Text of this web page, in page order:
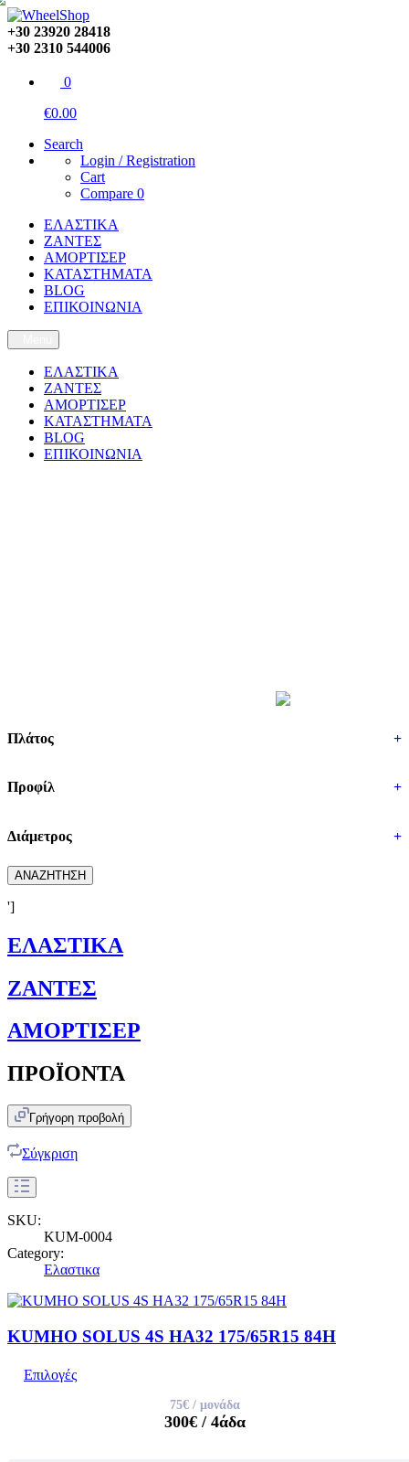
+30 23920 28418
+30 2310 544006
0
€0.00
Search
Login / Registration
Cart
Compare 0
ΕΛΑΣΤΙΚΑ
ΖΑΝΤΕΣ
ΑΜΟΡΤΙΣΕΡ
ΚΑΤΑΣΤΗΜΑΤΑ
BLOG
ΕΠΙΚΟΙΝΩΝΙΑ
ΕΛΑΣΤΙΚΑ
ΖΑΝΤΕΣ
ΑΜΟΡΤΙΣΕΡ
ΚΑΤΑΣΤΗΜΑΤΑ
BLOG
ΕΠΙΚΟΙΝΩΝΙΑ
Πλάτος +
Προφίλ +
Διάμετρος +
ΑΝΑΖΗΤΗΣΗ
']
ΕΛΑΣΤΙΚΑ
ΖΑΝΤΕΣ
ΑΜΟΡΤΙΣΕΡ
ΠΡΟΪΟΝΤΑ
Γρήγορη προβολή
Σύγκριση
SKU:
KUM-0004
Category:
Ελαστικα
KUMHO SOLUS 4S HA32 175/65R15 84H
Επιλογές
75€/ μονάδα
300€/ 4άδα